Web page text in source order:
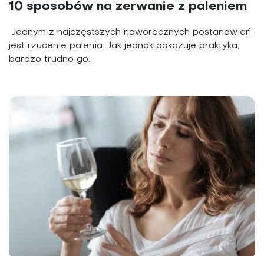
10 sposobów na zerwanie z paleniem
Jednym z najczęstszych noworocznych postanowień
jest rzucenie palenia. Jak jednak pokazuje praktyka,
bardzo trudno go...